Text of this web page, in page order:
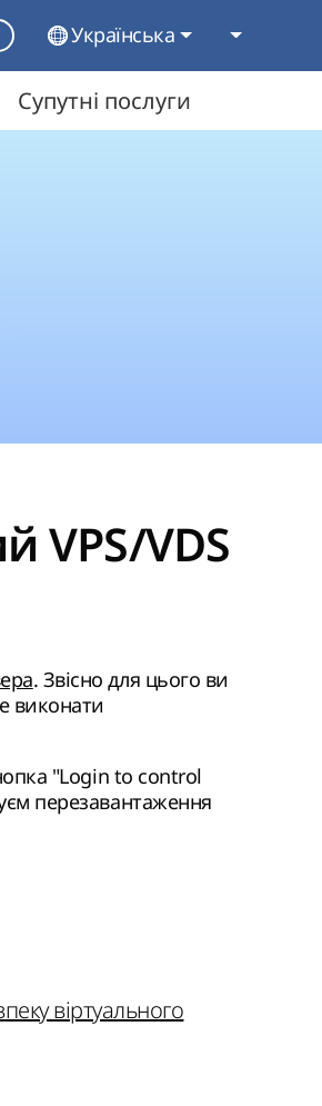
Українська
Супутні послуги
VPS/VDS
. Звісно для цього ви
виконати
"Login to control
перезавантаження
віртуального